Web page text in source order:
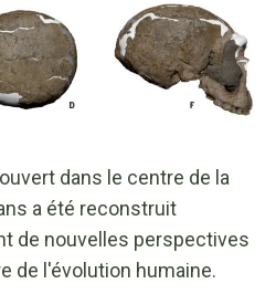
dans le centre de la
a été reconstruit
de nouvelles perspectives
de l'évolution humaine.